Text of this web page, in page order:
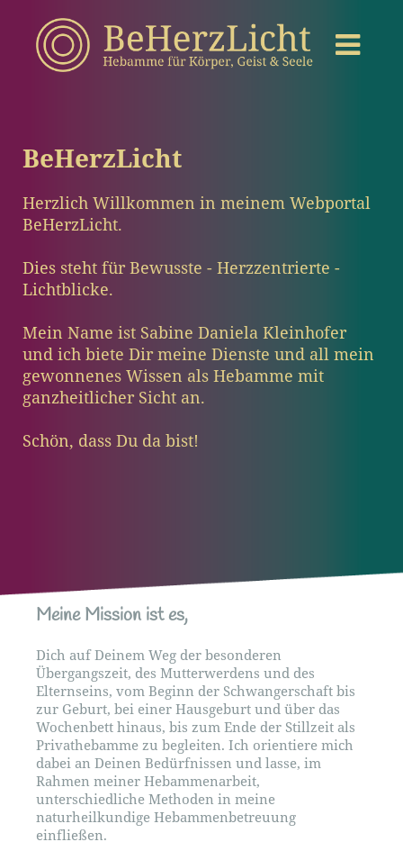
BeHerzLicht
Herzlich Willkommen in meinem Webportal
BeHerzLicht.
Dies steht fürBewusste - Herzzentrierte -
Lichtblicke.
Mein Name ist Sabine Daniela Kleinhofer
und ich biete Dir meine Dienste und all mein
gewonnenes Wissen als Hebamme mit
ganzheitlicher Sicht an.
Schön, dass Du da bist!
Meine Mission ist es,
Dich auf Deinem Weg der besonderen
Übergangszeit, des Mutterwerdens und des
Elternseins, vom Beginn der Schwangerschaft bis
zur Geburt, bei einer Hausgeburt und über das
Wochenbett hinaus, bis zum Ende der Stillzeit als
Privathebamme zu begleiten. Ich orientiere mich
dabei an Deinen Bedürfnissen und lasse, im
Rahmen meiner Hebammenarbeit,
unterschiedliche Methoden in meine
naturheilkundige Hebammenbetreuung
einfließen.